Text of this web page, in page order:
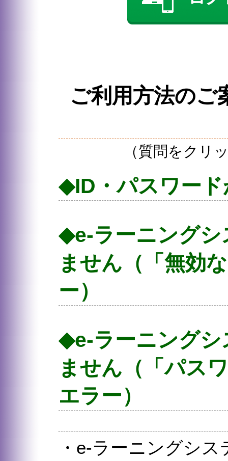
ご利用方法のご
（質問をクリ
◆ID・パスワー
一般社団法人日本病院会 教育部教育課
へお問い合わせください。
◆e-ラーニングシ
ません（「無効
ー）
合があります。以下をご確認ください。
－大文字・小文字は正しく入力されているでしょう
－すべて半角文字で入力されているでしょうか？（
◆e-ラーニングシ
ません（「パス
エラー）
以下をご確認ください。
－大文字・小文字は正しく入力されているでしょう
・e-ラーニングシ